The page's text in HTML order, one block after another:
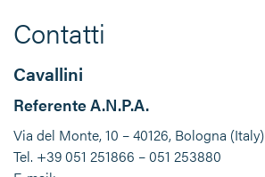
Contatti
Cavallini
Referente A.N.P.A.
Via del Monte, 10 – 40126, Bologna (Italy)
Tel. +39 051 251866 – 051 253880